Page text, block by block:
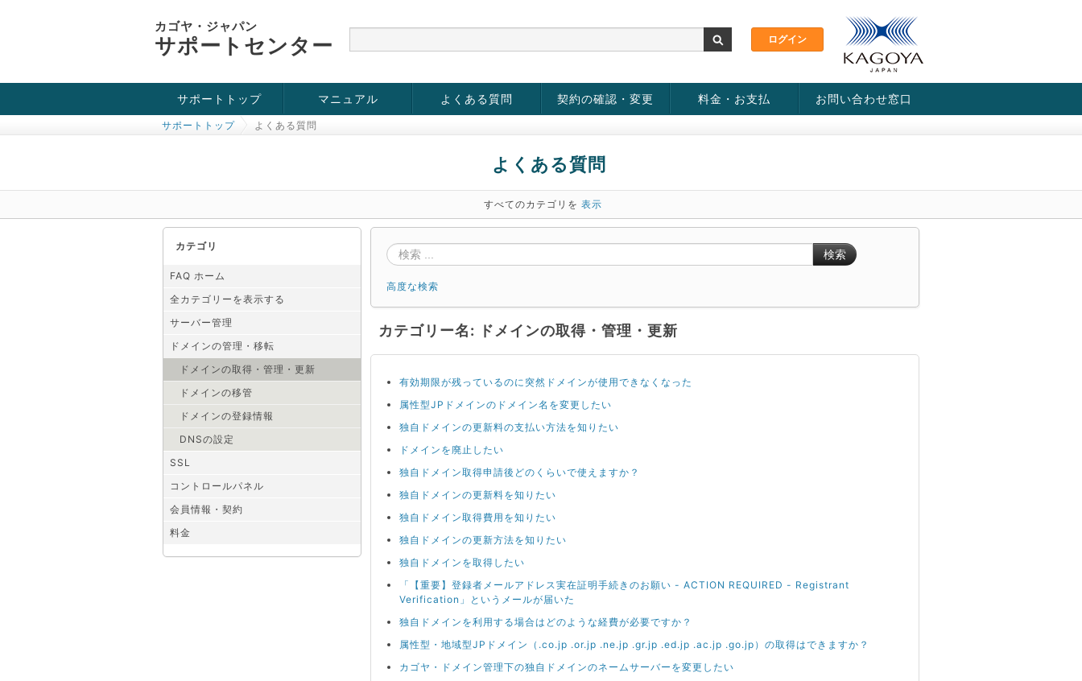
カゴヤ・ジャパン
サポートセンター
サポートトップ
お役立ち情報
チュートリアル
障害・メンテナンス情報
マニュアル よくある質問 契約の確認・変更 料金・お支払 お問い合わせ窓口
サポートトップ よくある質問
よくある質問
すべてのカテゴリを 表示
カテゴリ
FAQ ホーム
全カテゴリーを表示する
サーバー管理
ドメインの管理・移転
ドメインの取得・管理・更新
ドメインの移管
ドメインの登録情報
DNSの設定
SSL
コントロールパネル
会員情報・契約
料金
検索
高度な検索
カテゴリー名: ドメインの取得・管理・更新
有効期限が残っているのに突然ドメインが使用できなくなった
属性型JPドメインのドメイン名を変更したい
独自ドメインの更新料の支払い方法を知りたい
ドメインを廃止したい
独自ドメイン取得申請後どのくらいで使えますか？
独自ドメインの更新料を知りたい
独自ドメイン取得費用を知りたい
独自ドメインの更新方法を知りたい
独自ドメインを取得したい
「【重要】登録者メールアドレス実在証明手続きのお願い - ACTION REQUIRED - Registrant
Verification」というメールが届いた
独自ドメインを利用する場合はどのような経費が必要ですか？
属性型・地域型JPドメイン（.co.jp .or.jp .ne.jp .gr.jp .ed.jp .ac.jp .go.jp）の取得はできますか？
カゴヤ・ドメイン管理下の独自ドメインのネームサーバーを変更したい